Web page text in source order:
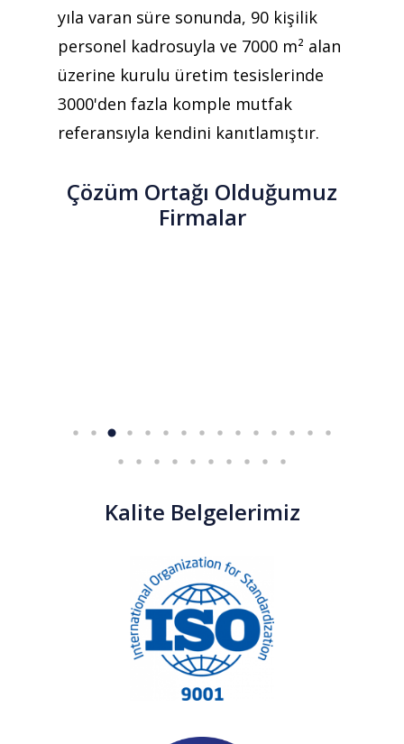
yıla varan süre sonunda, 90 kişilik
personel kadrosuyla ve 7000 m² alan
üzerine kurulu üretim tesislerinde
3000'den fazla komple mutfak
referansıyla kendini kanıtlamıştır.
Çözüm Ortağı Olduğumuz
Firmalar
Kalite Belgelerimiz